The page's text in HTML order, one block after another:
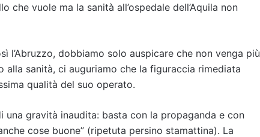
che vuole ma la sanità all’ospedale dell’Aquila non
l’Abruzzo, dobbiamo solo auspicare che non venga più
alla sanità, ci auguriamo che la figuraccia rimediata
qualità del suo operato.
una gravità inaudita: basta con la propaganda e con
cose buone” (ripetuta persino stamattina). La